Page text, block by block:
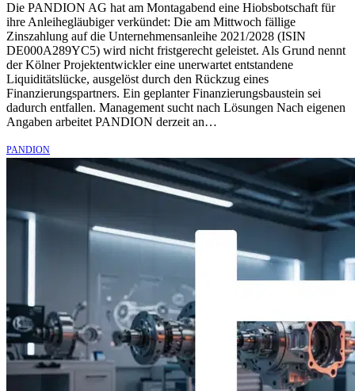
Die PANDION AG hat am Montagabend eine Hiobsbotschaft für
ihre Anleihegläubiger verkündet: Die am Mittwoch fällige
Zinszahlung auf die Unternehmensanleihe 2021/2028 (ISIN
DE000A289YC5) wird nicht fristgerecht geleistet. Als Grund nennt
der Kölner Projektentwickler eine unerwartet entstandene
Liquiditätslücke, ausgelöst durch den Rückzug eines
Finanzierungspartners. Ein geplanter Finanzierungsbaustein sei
dadurch entfallen. Management sucht nach Lösungen Nach eigenen
Angaben arbeitet PANDION derzeit an…
PANDION